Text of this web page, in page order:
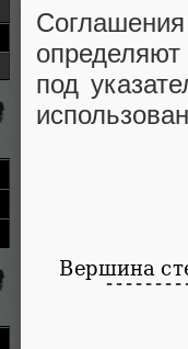
под